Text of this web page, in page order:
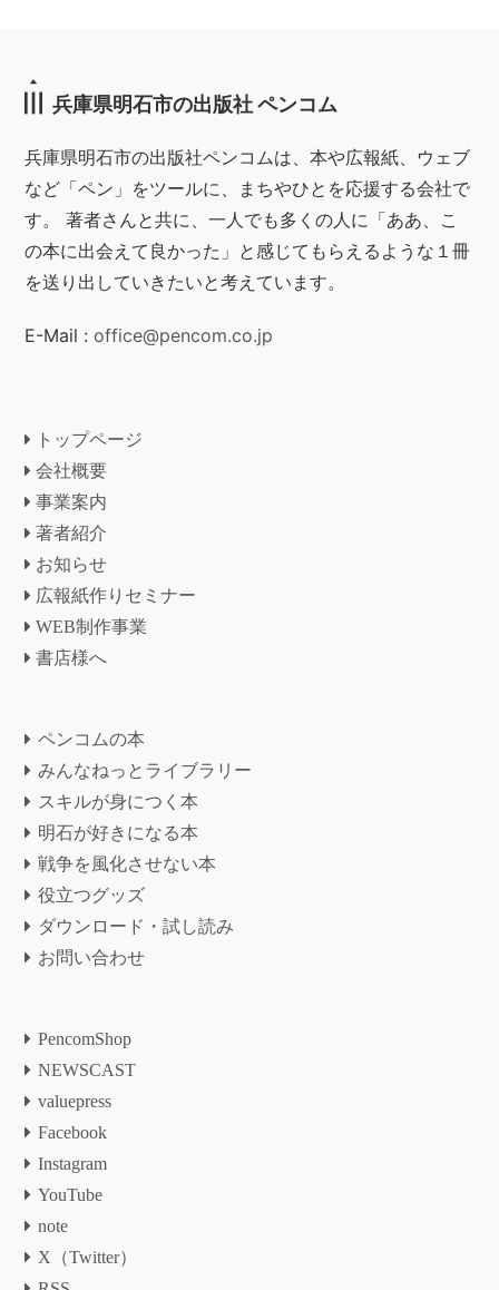
兵庫県明石市の出版社 ペンコム
兵庫県明石市の出版社ペンコムは、本や広報紙、ウェブ
など「ペン」をツールに、まちやひとを応援する会社で
す。 著者さんと共に、一人でも多くの人に「ああ、こ
の本に出会えて良かった」と感じてもらえるような１冊
を送り出していきたいと考えています。
E-Mail :office@pencom.co.jp
トップページ
会社概要
事業案内
著者紹介
お知らせ
広報紙作りセミナー
WEB制作事業
書店様へ
ペンコムの本
みんなねっとライブラリー
スキルが身につく本
明石が好きになる本
戦争を風化させない本
役立つグッズ
ダウンロード・試し読み
お問い合わせ
PencomShop
NEWSCAST
valuepress
Facebook
Instagram
YouTube
note
X（Twitter）